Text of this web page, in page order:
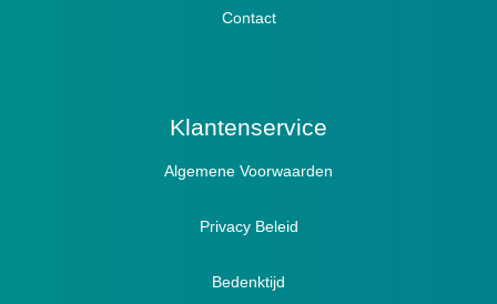
Lymph / Oedeem
Actief
Pantoffels
Sandalen
Hamertenen
Contact
Klantenservice
Algemene Voorwaarden
Privacy Beleid
Bedenktijd